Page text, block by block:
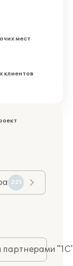
мест
клиентов
221
партнерами